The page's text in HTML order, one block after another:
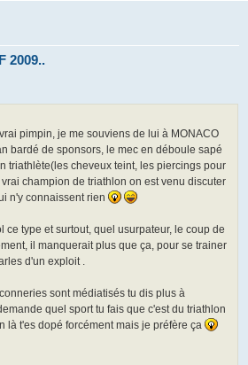
2009..
pimpin, je me souviens de lui à MONACO
bardé de sponsors, le mec en déboule sapé
triathlète(les cheveux teint, les piercings pour
champion de triathlon on est venu discuter
n'y connaissent rien
ce type et surtout, quel usurpateur, le coup de
il manquerait plus que ça, pour se trainer
d'un exploit .
sont médiatisés tu dis plus à
quel sport tu fais que c'est du triathlon
là t'es dopé forcément mais je préfère ça